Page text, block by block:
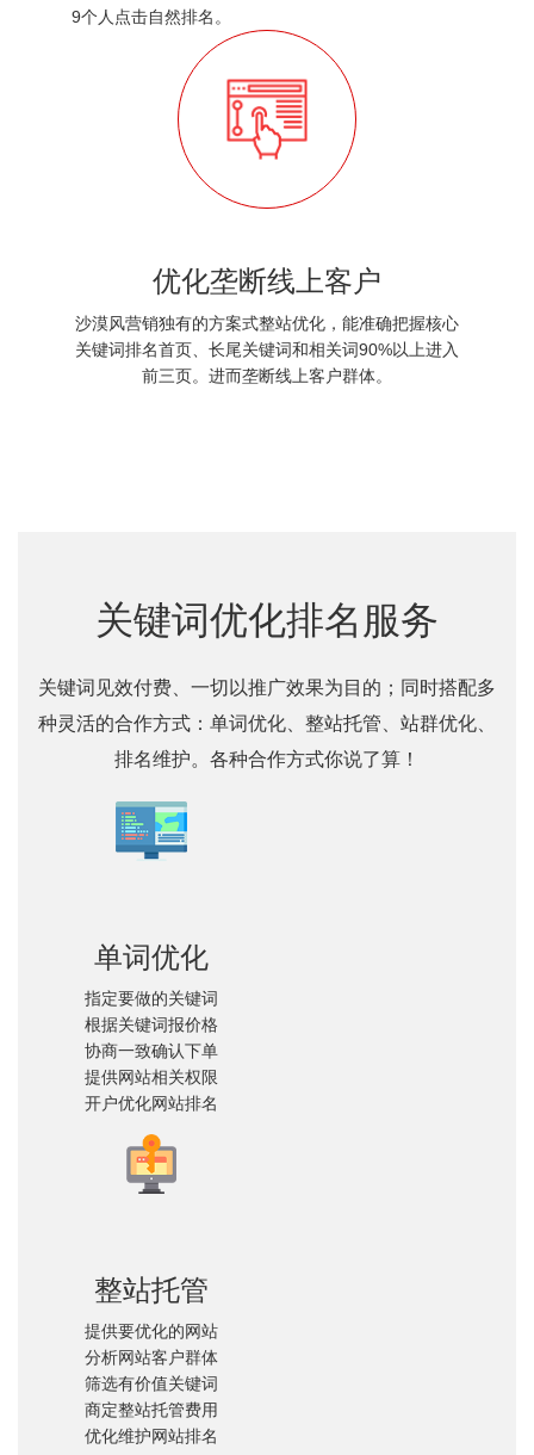
9个人点击自然排名。
优化垄断线上客户
沙漠风营销独有的方案式整站优化，能准确把握核心
关键词排名首页、长尾关键词和相关词90%以上进入
前三页。进而垄断线上客户群体。
关键词优化排名服务
关键词见效付费、一切以推广效果为目的；同时搭配多
种灵活的合作方式：单词优化、整站托管、站群优化、
排名维护。各种合作方式你说了算！
单词优化
指定要做的关键词
根据关键词报价格
协商一致确认下单
提供网站相关权限
开户优化网站排名
整站托管
提供要优化的网站
分析网站客户群体
筛选有价值关键词
商定整站托管费用
优化维护网站排名